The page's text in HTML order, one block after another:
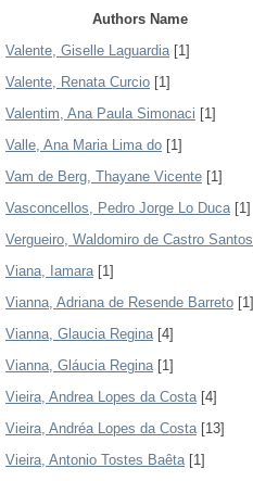
Authors Name
Valente, Giselle Laguardia[1]
Valente, Renata Curcio [1]
Valentim, Ana Paula Simonaci [1]
Valle, Ana Maria Lima do [1]
Vam de Berg, Thayane Vicente [1]
Vasconcellos, Pedro Jorge Lo Duca[1]
Vergueiro, Waldomiro de Castro Santos
Viana, Iamara[1]
Vianna, Adriana de Resende Barreto [1]
Vianna, Glaucia Regina[4]
Vianna, Gláucia Regina[1]
Vieira, Andrea Lopes da Costa[4]
Vieira, Andréa Lopes da Costa[13]
Vieira, Antonio Tostes Baêta[1]